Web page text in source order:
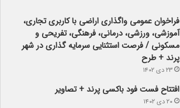
فراخوان عمومی واگذاری اراضی با کاربری تجاری،
آموزشی، ورزشی، درمانی، فرهنگی، تفریحی و
مسکونی / فرصت استثنایی سرمایه گذاری در شهر
پرند + طرح
۲۳ دی ۱۴۰۲
افتتاح فست فود باکسی پرند + تصاویر
۲۰ دی ۱۴۰۲